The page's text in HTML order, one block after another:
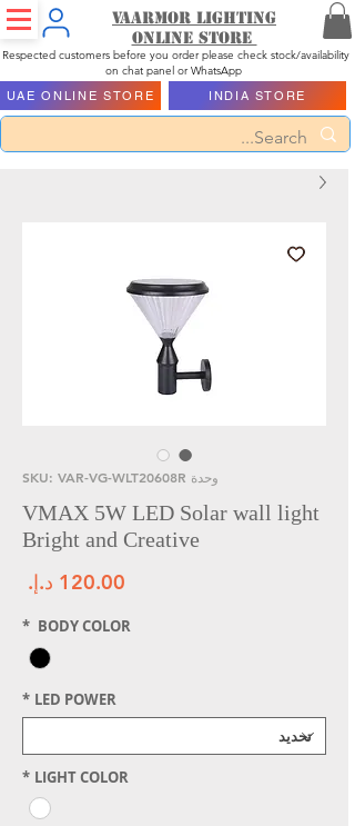
Vaarmor Lighting
ONLINE STORE
Respected customers before you order please check stock/availability
on chat panel or WhatsApp
UAE ONLINE STORE INDIA STORE
وحدة SKU: VAR-VG-WLT20608R
VMAX 5W LED Solar wall light
Bright and Creative
BODY COLOR
*
LED POWER
*
LIGHT COLOR
*